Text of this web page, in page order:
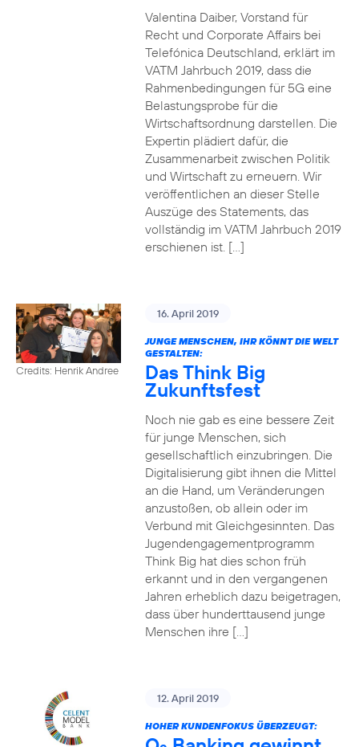
Valentina Daiber, Vorstand für
Recht und Corporate Affairs bei
Telefónica Deutschland, erklärt im
VATM Jahrbuch 2019, dass die
Rahmenbedingungen für 5G eine
Belastungsprobe für die
Wirtschaftsordnung darstellen. Die
Expertin plädiert dafür, die
Zusammenarbeit zwischen Politik
und Wirtschaft zu erneuern. Wir
veröffentlichen an dieser Stelle
Auszüge des Statements, das
vollständig im VATM Jahrbuch 2019
erschienen ist. […]
Credits: Henrik Andree
16. April 2019
JUNGE MENSCHEN, IHR KÖNNT DIE WELT
GESTALTEN:
Das Think Big
Zukunftsfest
Noch nie gab es eine bessere Zeit
für junge Menschen, sich
gesellschaftlich einzubringen. Die
Digitalisierung gibt ihnen die Mittel
an die Hand, um Veränderungen
anzustoßen, ob allein oder im
Verbund mit Gleichgesinnten. Das
Jugendengagementprogramm
Think Big hat dies schon früh
erkannt und in den vergangenen
Jahren erheblich dazu beigetragen,
dass über hunderttausend junge
Menschen ihre […]
12. April 2019
HOHER KUNDENFOKUS ÜBERZEUGT: